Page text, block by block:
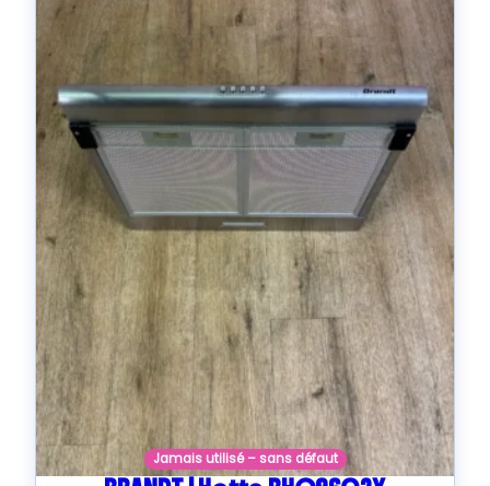
Jamais utilisé – sans défaut